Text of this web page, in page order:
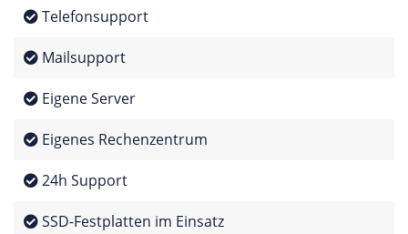
Telefonsupport
Mailsupport
Eigene Server
Eigenes Rechenzentrum
24h Support
SSD-Festplatten im Einsatz